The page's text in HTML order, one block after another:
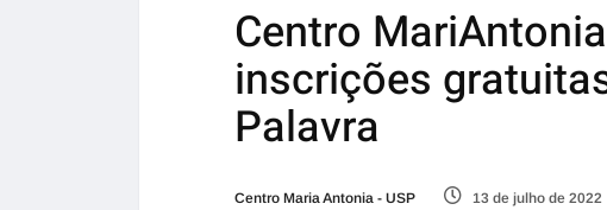
Centro
inscrições
Palavra
Centro Maria Antonia - USP 13 de julho de 2022